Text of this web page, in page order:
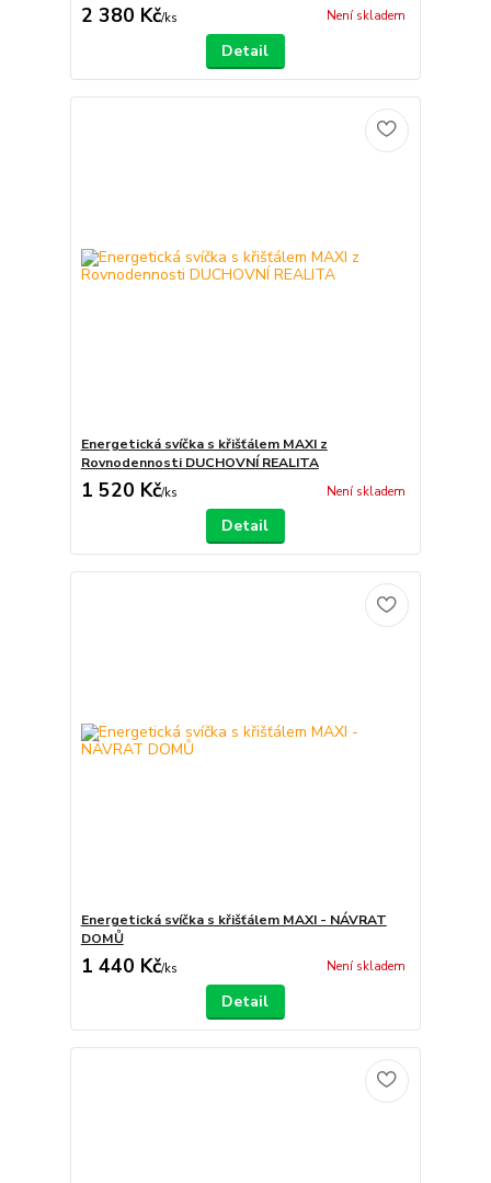
2 380 Kč/ks Není skladem
Detail
Energetická svíčka s křišťálem MAXI z
Rovnodennosti DUCHOVNÍ REALITA
1 520 Kč/ks Není skladem
Detail
Energetická svíčka s křišťálem MAXI - NÁVRAT
DOMŮ
1 440 Kč/ks Není skladem
Detail